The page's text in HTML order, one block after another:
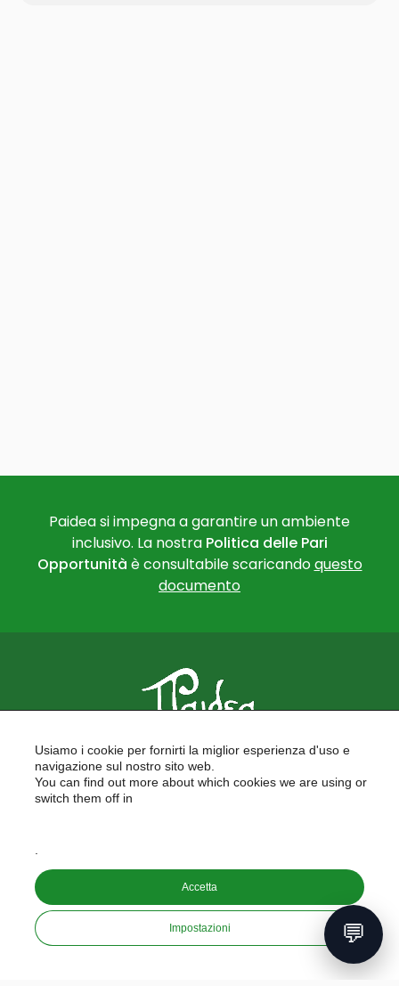
Paidea si impegna a garantire un ambiente
inclusivo. La nostra Politica delle Pari
Opportunità è consultabile scaricandoquesto
documento
FORMAZIONE PER LE SCUOLE
FORMAZIONE PROFESSIONALE
Copyright © 2026
PAIDEA S.A.S. - Capitale sociale 10.000€ i.v.
Riproduzione Vietata
💬
Usiamo i cookie per fornirti la miglior esperienza d'uso e
navigazione sul nostro sito web.
You can find out more about which cookies we are using or
switch them off in
Accetta
Impostazioni